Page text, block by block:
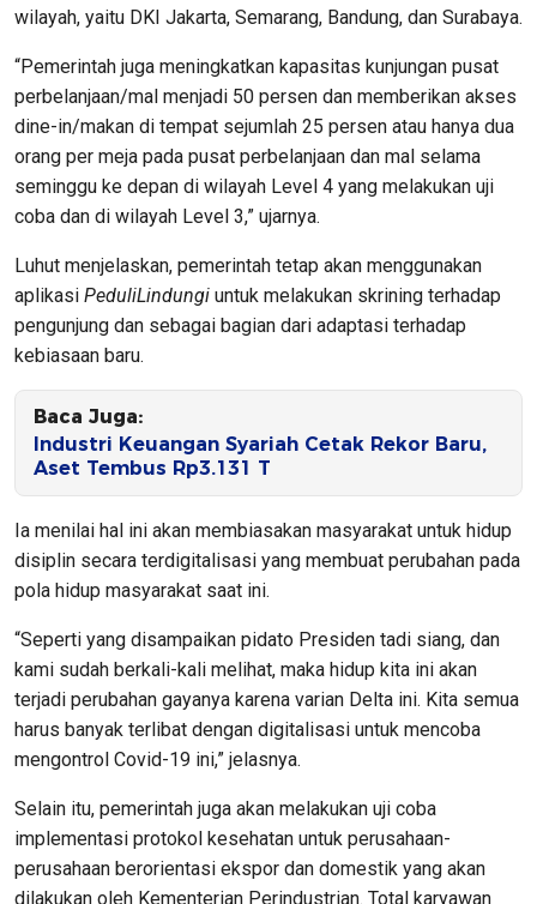
wilayah, yaitu DKI Jakarta, Semarang, Bandung, dan Surabaya.
“Pemerintah juga meningkatkan kapasitas kunjungan pusat
perbelanjaan/mal menjadi 50 persen dan memberikan akses
dine-in/makan di tempat sejumlah 25 persen atau hanya dua
orang per meja pada pusat perbelanjaan dan mal selama
seminggu ke depan di wilayah Level 4 yang melakukan uji
coba dan di wilayah Level 3,” ujarnya.
Luhut menjelaskan, pemerintah tetap akan menggunakan
aplikasi PeduliLindungi untuk melakukan skrining terhadap
pengunjung dan sebagai bagian dari adaptasi terhadap
kebiasaan baru.
Baca Juga:
Industri Keuangan Syariah Cetak Rekor Baru,
Aset Tembus Rp3.131 T
Ia menilai hal ini akan membiasakan masyarakat untuk hidup
disiplin secara terdigitalisasi yang membuat perubahan pada
pola hidup masyarakat saat ini.
“Seperti yang disampaikan pidato Presiden tadi siang, dan
kami sudah berkali-kali melihat, maka hidup kita ini akan
terjadi perubahan gayanya karena varian Delta ini. Kita semua
harus banyak terlibat dengan digitalisasi untuk mencoba
mengontrol Covid-19 ini,” jelasnya.
Selain itu, pemerintah juga akan melakukan uji coba
implementasi protokol kesehatan untuk perusahaan-
perusahaan berorientasi ekspor dan domestik yang akan
dilakukan oleh Kementerian Perindustrian. Total karyawan